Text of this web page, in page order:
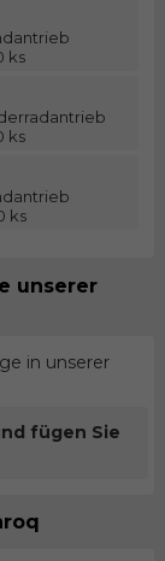
ks
ks
ks
unserer
in unserer
fügen Sie